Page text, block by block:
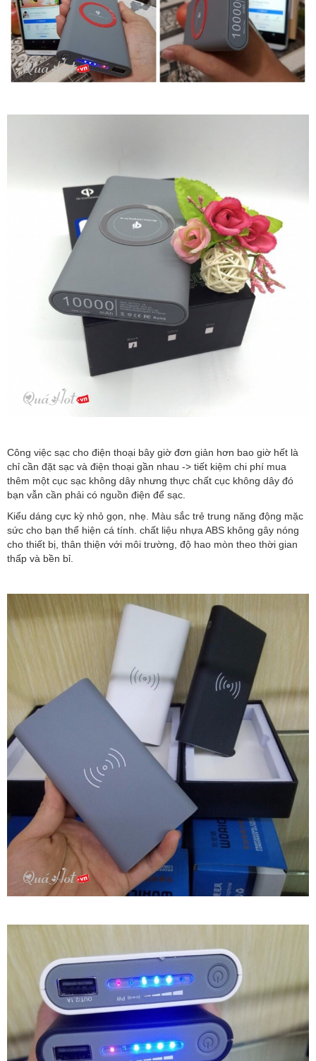
Công việc sạc cho điện thoại bây giờ đơn giản hơn bao giờ hết là
chỉ cần đặt sạc và điện thoại gần nhau -> tiết kiệm chi phí mua
thêm một cục sạc không dây nhưng thực chất cục không dây đó
bạn vẫn cần phải có nguồn điện để sạc.
Kiểu dáng cực kỳ nhỏ gọn, nhẹ. Màu sắc trẻ trung năng động mặc
sức cho bạn thể hiện cá tính. chất liệu nhựa ABS không gây nóng
cho thiết bị, thân thiện với môi trường, độ hao mòn theo thời gian
thấp và bền bỉ.